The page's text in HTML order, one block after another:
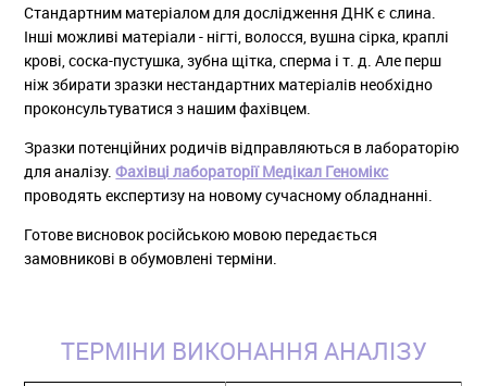
Стандартним матеріалом для дослідження ДНК є слина.
Інші можливі матеріали - нігті, волосся, вушна сірка, краплі
крові, соска-пустушка, зубна щітка, сперма і т. д. Але перш
ніж збирати зразки нестандартних матеріалів необхідно
проконсультуватися з нашим фахівцем.
Зразки потенційних родичів відправляються в лабораторію
для аналізу.Фахівці лабораторії Медікал Геномікс
проводять експертизу на новому сучасному обладнанні.
Готове висновок російською мовою передається
замовникові в обумовлені терміни.
ТЕРМІНИ ВИКОНАННЯ АНАЛІЗУ